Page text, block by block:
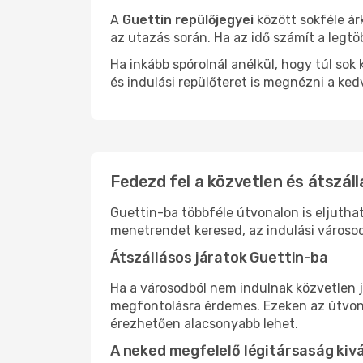
A Guettin repülőjegyei között sokféle
az utazás során. Ha az idő számít a
Ha inkább spórolnál anélkül, hogy túl
és indulási repülőteret is megnézni a
Fedezd fel a közvetlen és
Guettin-ba többféle útvonalon is
menetrendet keresed, az indulási
Átszállásos járatok Guettin-ba
Ha a városodból nem indulnak
megfontolásra érdemes. Ezeken az
érezhetően alacsonyabb lehet.
A neked megfelelő légitársaság